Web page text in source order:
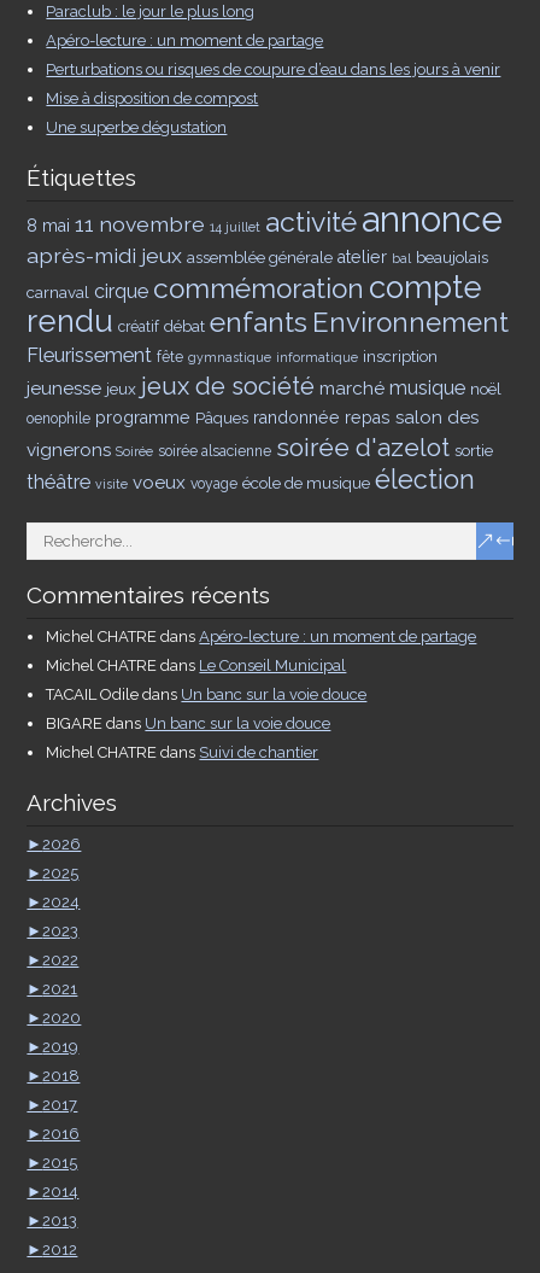
Paraclub : le jour le plus long
Apéro-lecture : un moment de partage
Perturbations ou risques de coupure d’eau dans les jours à venir
Mise à disposition de compost
Une superbe dégustation
Étiquettes
8 mai 11 novembre 14 juillet activitéannonce
après-midi jeux assemblée générale atelier bal beaujolais
carnaval cirque commémoration compte
rendu créatif débat enfants Environnement
Fleurissement fête gymnastique informatique inscription
jeunesse jeux jeux de société marché musique noël
oenophile programme Pâques randonnée repas salon des
vignerons Soirée soirée alsacienne soirée d'azelot sortie
théâtre visite voeux voyage école de musique élection
Commentaires récents
Michel CHATRE dansApéro-lecture : un moment de partage
Michel CHATRE dans Le Conseil Municipal
TACAIL Odile dans Un banc sur la voie douce
BIGARE dans Un banc sur la voie douce
Michel CHATRE dans Suivi de chantier
Archives
►2026
►2025
►2024
►2023
►2022
►2021
►2020
►2019
►2018
►2017
►2016
►2015
►2014
►2013
►2012